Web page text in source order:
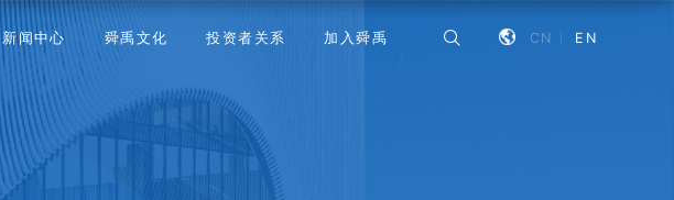
新闻中心 舜禹文化 投资者关系 加入舜禹 CN EN